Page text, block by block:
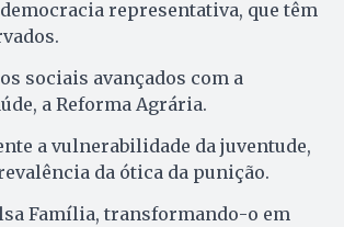
representativa, que têm
sociais avançados com a
a Reforma Agrária.
a vulnerabilidade da juventude,
da ótica da punição.
Família, transformando-o em